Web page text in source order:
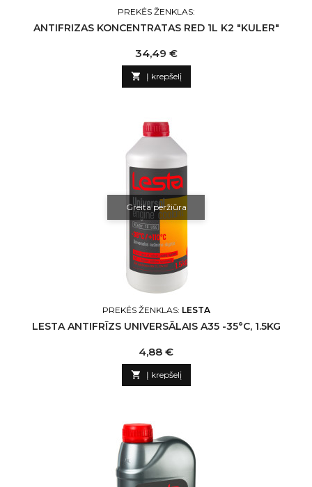
PREKĖS ŽENKLAS:
ANTIFRIZAS KONCENTRATAS RED 1L K2 "KULER"
Kaina
34,49 €
 Į krepšelį
Greita peržiūra
PREKĖS ŽENKLAS: LESTA
LESTA ANTIFRĪZS UNIVERSĀLAIS A35 -35°C, 1.5KG
Kaina
4,88 €
 Į krepšelį